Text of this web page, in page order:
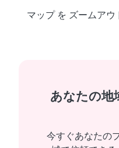
マップ を ズームアウ
あなたの地
今すぐあなたの